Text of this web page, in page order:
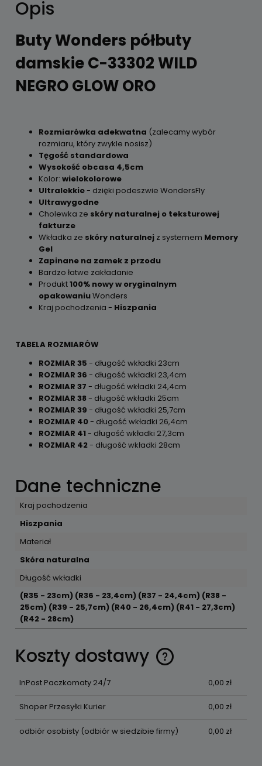
Opis
Buty Wonders półbuty
damskie C-33302 WILD
NEGRO GLOW ORO
Rozmiarówka adekwatna (zalecamy wybór
rozmiaru, który zwykle nosisz)
Tęgość standardowa
Wysokość obcasa 4,5cm
Kolor: wielokolorowe
Ultralekkie- dzięki podeszwie WondersFly
Ultrawygodne
Cholewka ze skóry naturalnej o teksturowej
fakturze
Wkładka ze skóry naturalnej z systemem Memory
Gel
Zapinane na zamek z przodu
Bardzo łatwe zakładanie
Produkt100% nowy w oryginalnym
opakowaniuWonders
Kraj pochodzenia - Hiszpania
TABELA ROZMIARÓW
ROZMIAR 35 - długość wkładki 23cm
ROZMIAR 36 - długość wkładki 23,4cm
ROZMIAR 37 - długość wkładki 24,4cm
ROZMIAR 38- długość wkładki 25cm
ROZMIAR 39 - długość wkładki 25,7cm
ROZMIAR 40- długość wkładki 26,4cm
ROZMIAR 41- długość wkładki 27,3cm
ROZMIAR 42- długość wkładki 28cm
Dane techniczne
Kraj pochodzenia
Hiszpania
Materiał
Skóra naturalna
Długość wkładki
(R35 - 23cm) (R36 - 23,4cm) (R37 - 24,4cm) (R38 -
25cm) (R39 - 25,7cm) (R40 - 26,4cm) (R41 - 27,3cm)
(R42 - 28cm)
Koszty dostawy
Cena nie zawiera ewentualnych kosztów płatności
InPost Paczkomaty 24/7
0,00 zł
Shoper Przesyłki Kurier 0,00 zł
odbiór osobisty(odbiór w siedzibie firmy) 0,00 zł